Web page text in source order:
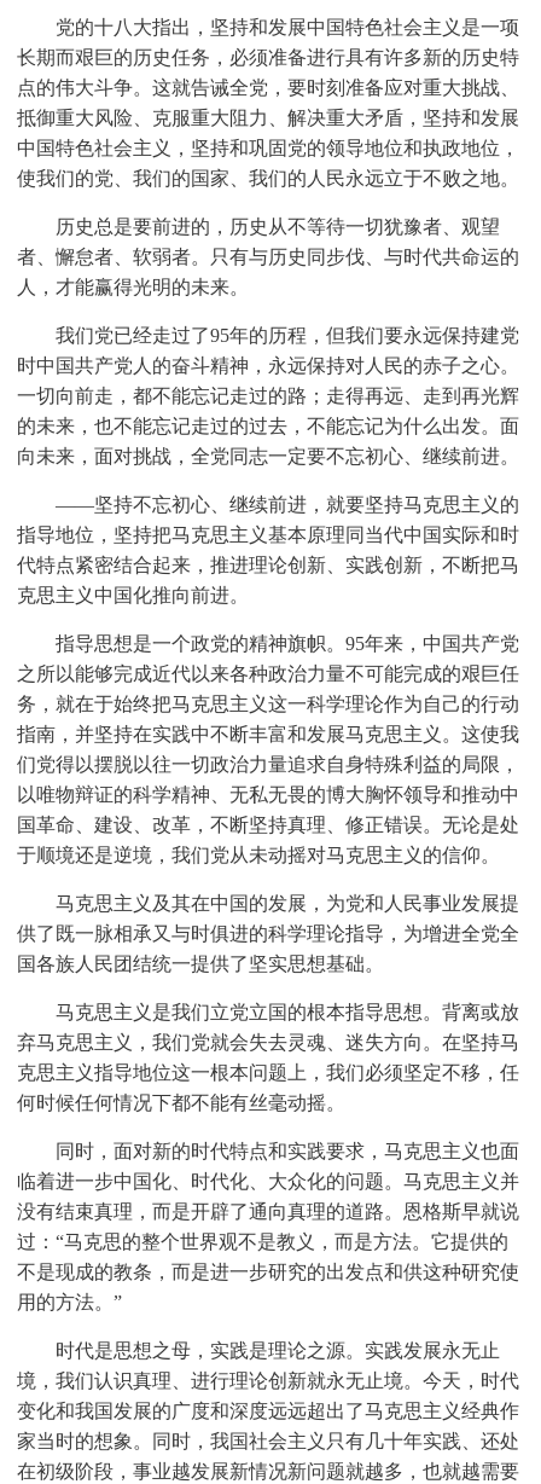
党的十八大指出，坚持和发展中国特色社会主义是一项
长期而艰巨的历史任务，必须准备进行具有许多新的历史特
点的伟大斗争。这就告诫全党，要时刻准备应对重大挑战、
抵御重大风险、克服重大阻力、解决重大矛盾，坚持和发展
中国特色社会主义，坚持和巩固党的领导地位和执政地位，
使我们的党、我们的国家、我们的人民永远立于不败之地。
历史总是要前进的，历史从不等待一切犹豫者、观望
者、懈怠者、软弱者。只有与历史同步伐、与时代共命运的
人，才能赢得光明的未来。
我们党已经走过了95年的历程，但我们要永远保持建党
时中国共产党人的奋斗精神，永远保持对人民的赤子之心。
一切向前走，都不能忘记走过的路；走得再远、走到再光辉
的未来，也不能忘记走过的过去，不能忘记为什么出发。面
向未来，面对挑战，全党同志一定要不忘初心、继续前进。
——坚持不忘初心、继续前进，就要坚持马克思主义的
指导地位，坚持把马克思主义基本原理同当代中国实际和时
代特点紧密结合起来，推进理论创新、实践创新，不断把马
克思主义中国化推向前进。
指导思想是一个政党的精神旗帜。95年来，中国共产党
之所以能够完成近代以来各种政治力量不可能完成的艰巨任
务，就在于始终把马克思主义这一科学理论作为自己的行动
指南，并坚持在实践中不断丰富和发展马克思主义。这使我
们党得以摆脱以往一切政治力量追求自身特殊利益的局限，
以唯物辩证的科学精神、无私无畏的博大胸怀领导和推动中
国革命、建设、改革，不断坚持真理、修正错误。无论是处
于顺境还是逆境，我们党从未动摇对马克思主义的信仰。
马克思主义及其在中国的发展，为党和人民事业发展提
供了既一脉相承又与时俱进的科学理论指导，为增进全党全
国各族人民团结统一提供了坚实思想基础。
马克思主义是我们立党立国的根本指导思想。背离或放
弃马克思主义，我们党就会失去灵魂、迷失方向。在坚持马
克思主义指导地位这一根本问题上，我们必须坚定不移，任
何时候任何情况下都不能有丝毫动摇。
同时，面对新的时代特点和实践要求，马克思主义也面
临着进一步中国化、时代化、大众化的问题。马克思主义并
没有结束真理，而是开辟了通向真理的道路。恩格斯早就说
过：“马克思的整个世界观不是教义，而是方法。它提供的
不是现成的教条，而是进一步研究的出发点和供这种研究使
用的方法。”
时代是思想之母，实践是理论之源。实践发展永无止
境，我们认识真理、进行理论创新就永无止境。今天，时代
变化和我国发展的广度和深度远远超出了马克思主义经典作
家当时的想象。同时，我国社会主义只有几十年实践、还处
在初级阶段，事业越发展新情况新问题就越多，也就越需要